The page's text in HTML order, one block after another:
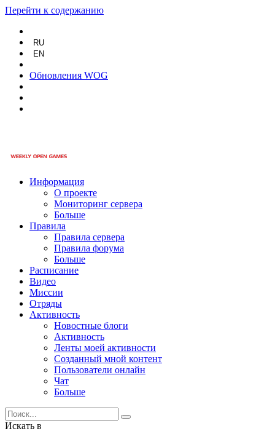
Перейти к содержанию
RU
EN
Обновления WOG
Информация
О проекте
Мониторинг сервера
Больше
Правила
Правила сервера
Правила форума
Больше
Расписание
Видео
Миссии
Отряды
Активность
Новостные блоги
Активность
Ленты моей активности
Созданный мной контент
Пользователи онлайн
Чат
Больше
Искать в